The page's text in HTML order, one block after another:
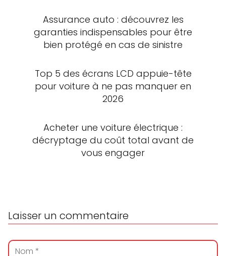
Assurance auto : découvrez les
garanties indispensables pour être
bien protégé en cas de sinistre
Top 5 des écrans LCD appuie-tête
pour voiture à ne pas manquer en
2026
Acheter une voiture électrique :
décryptage du coût total avant de
vous engager
Laisser un commentaire